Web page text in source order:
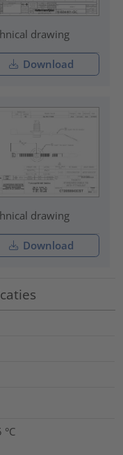
drawing
Download
drawing
Download